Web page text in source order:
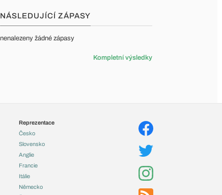
NÁSLEDUJÍCÍ ZÁPASY
nenalezeny žádné zápasy
Kompletní výsledky
Reprezentace
Česko
Slovensko
Anglie
Francie
Itálie
Německo